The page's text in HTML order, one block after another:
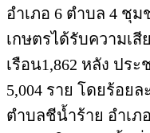
อำเภอ 6 ตำบล 4 ชุ
เกษตรได้รับความเสี
เรือน1,862 หลัง ปร
5,004 ราย โดยร้อย
ตำบลชีน้ำร้าย อำเ